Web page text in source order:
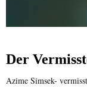
Der
Azime Simsek-